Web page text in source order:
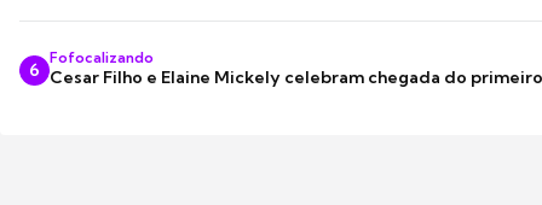
6
Fofocalizando
Cesar Filho e Elaine Mickely celebram chegada do